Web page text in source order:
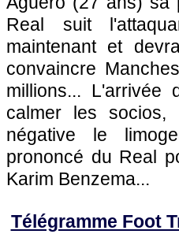
Real suit
maintenant et
convaincre
millions...
calmer les socios,
négative le
prononcé du Real
Karim Benzema...
Télégramme Foot